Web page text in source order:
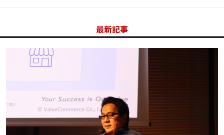
最新記事